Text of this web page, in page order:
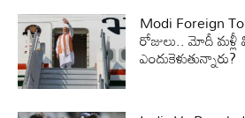
Modi Foreign
రోజులు.. మోదీ మళ్లీ
ఎందుకెళుతున్నారు?